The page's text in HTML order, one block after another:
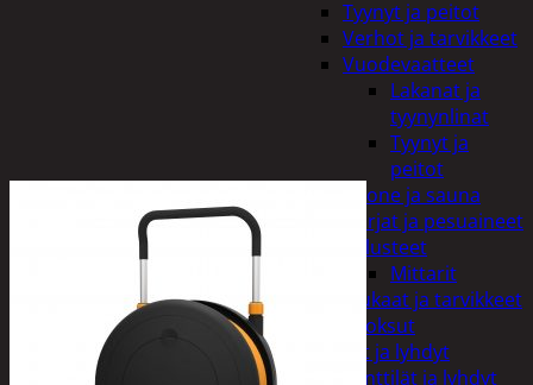
Tyynyt ja peitot
Verhot ja tarvikkeet
Vuodevaatteet
Lakanat ja
tyynynlinat
Tyynyt ja
peitot
Kylpyhuone ja sauna
Harjat ja pesuaineet
Kalusteet
Mittarit
Kiukaat ja tarvikkeet
Tuoksut
Kynttilät ja lyhdyt
Kynttilät ja lyhdyt